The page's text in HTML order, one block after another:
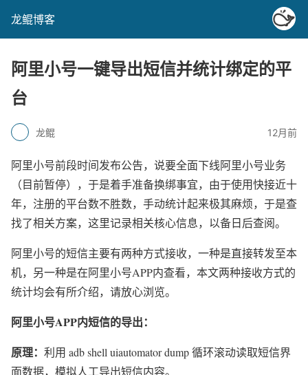
龙鲲博客
阿里小号一键导出短信并统计绑定的平
台
龙鲲 12月前
阿里小号前段时间发布公告，说要全面下线阿里小号业务
（目前暂停），于是着手准备换绑事宜，由于使用快接近十
年，注册的平台数不胜数，手动统计起来极其麻烦，于是查
找了相关方案，这里记录相关核心信息，以备日后查阅。
阿里小号的短信主要有两种方式接收，一种是直接转发至本
机，另一种是在阿里小号APP内查看，本文两种接收方式的
统计均会有所介绍，请放心浏览。
阿里小号APP内短信的导出：
原理： 利用 adb shell uiautomator dump 循环滚动读取短信界
面数据，模拟人工导出短信内容。